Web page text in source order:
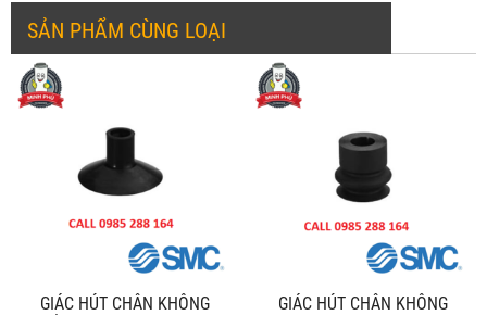
SẢN PHẨM CÙNG LOẠI
GIÁC HÚT CHÂN KHÔNG
GIÁC HÚT CHÂN KHÔNG